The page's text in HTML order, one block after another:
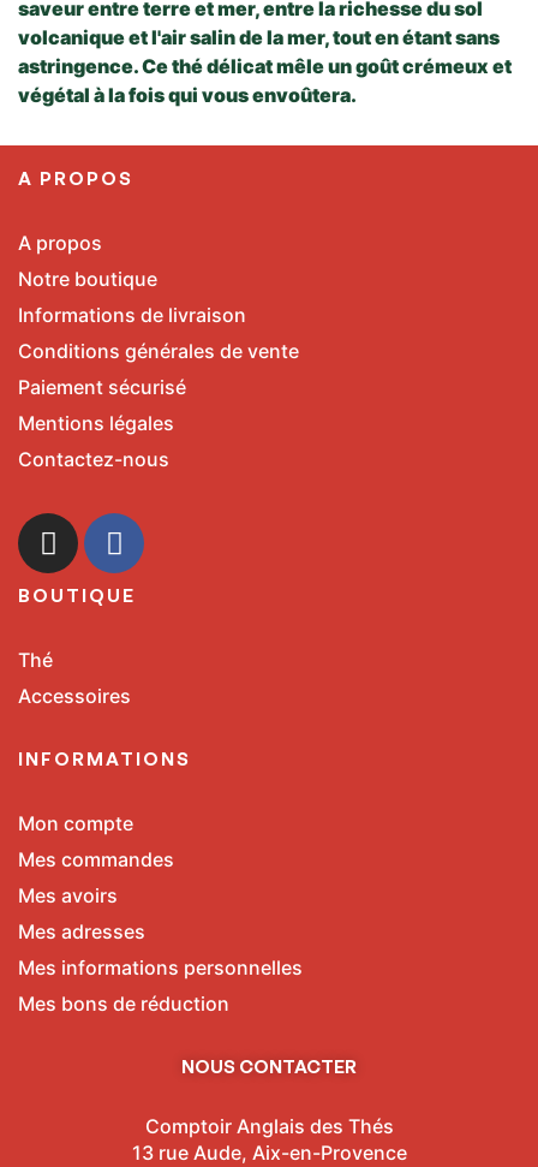
saveur entre terre et mer, entre la richesse du sol
volcaniqueet l'air salin de la mer, tout en étant sans
astringence. Ce thé délicat mêle un goût crémeux et
végétal à la fois qui vous envoûtera.
A PROPOS
A propos
Notre boutique
Informations de livraison
Conditions générales de vente
Paiement sécurisé
Mentions légales
Contactez-nous
BOUTIQUE
Thé
Accessoires
INFORMATIONS
Mon compte
Mes commandes
Mes avoirs
Mes adresses
Mes informations personnelles
Mes bons de réduction
NOUS CONTACTER
Comptoir Anglais des Thés
13 rue Aude, Aix-en-Provence